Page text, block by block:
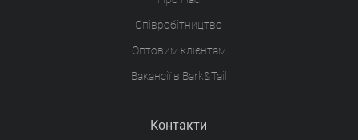
Співробітництво
Оптовим клієнтам
Вакансії в Bark&Tail
Контакти